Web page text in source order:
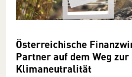
Österreichische
Partner auf dem Weg zur
Klimaneutralität